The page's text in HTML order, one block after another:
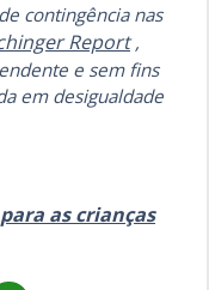
contingência nas
Report,
e sem fins
em desigualdade
as crianças